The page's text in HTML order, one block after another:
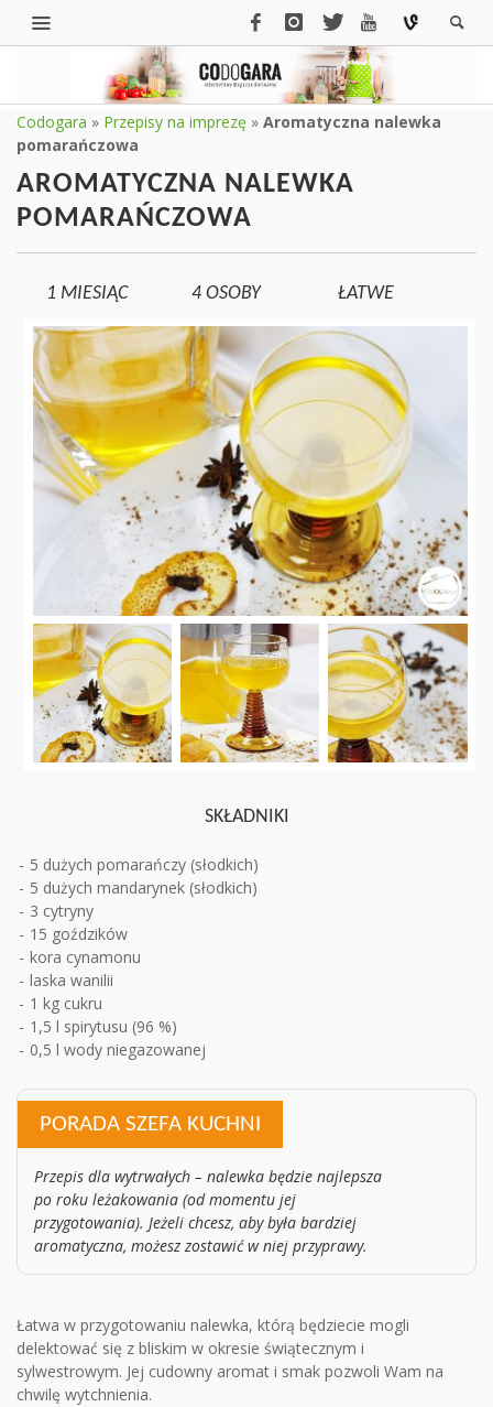
Codogara » Przepisy na imprezę » Aromatyczna nalewka
pomarańczowa
AROMATYCZNA NALEWKA
POMARAŃCZOWA
1 MIESIĄC 4 OSOBY ŁATWE
SKŁADNIKI
5 dużych pomarańczy (słodkich)
5 dużych mandarynek (słodkich)
3 cytryny
15 goździków
kora cynamonu
laska wanilii
1 kg cukru
1,5 l spirytusu (96 %)
0,5 l wody niegazowanej
PORADA SZEFA KUCHNI
Przepis dla wytrwałych – nalewka będzie najlepsza
po roku leżakowania (od momentu jej
przygotowania). Jeżeli chcesz, aby była bardziej
aromatyczna, możesz zostawić w niej przyprawy.
Łatwa w przygotowaniu nalewka, którą będziecie mogli
delektować się z bliskim w okresie świątecznym i
sylwestrowym. Jej cudowny aromat i smak pozwoli Wam na
chwilę wytchnienia.